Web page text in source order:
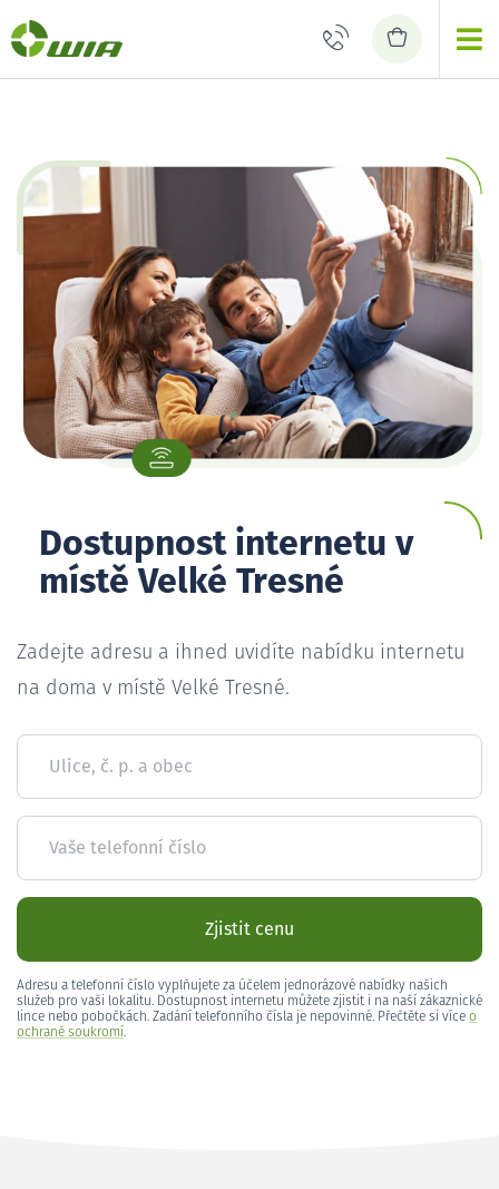
Dostupnost internetu v
místě Velké Tresné
Zadejte adresu a ihned uvidíte nabídku internetu
na doma v místě Velké Tresné.
Ulice, č. p. a obec
Vaše telefonní číslo
Zjistit cenu
Adresu a telefonní číslo vyplňujete za účelem jednorázové nabídky našich
služeb pro vaši lokalitu. Dostupnost internetu můžete zjistit i na naší zákaznické
lince nebo pobočkách. Zadání telefonního čísla je nepovinné. Přečtěte si více o
ochraně soukromí.